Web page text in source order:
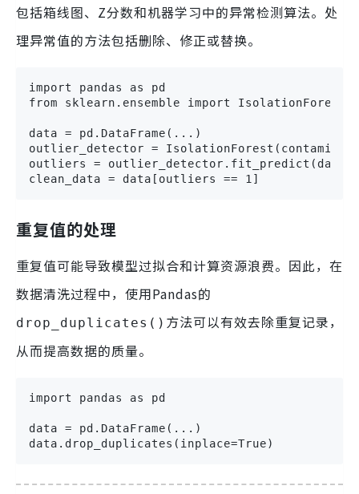
包括箱线图、Z分数和机器学习中的异常检测算法。处
理异常值的方法包括删除、修正或替换。
import pandas as pd
from sklearn.ensemble import IsolationForest
data = pd.DataFrame(...)
outlier_detector =
outliers = outlier_detector.fit_predict(data)
clean_data = data[outliers == 1]
重复值的处理
重复值可能导致模型过拟合和计算资源浪费。因此，在
数据清洗过程中，使用Pandas的
drop_duplicates() 方法可以有效去除重复记录，
从而提高数据的质量。
import pandas as pd
data = pd.DataFrame(...)
data.drop_duplicates(inplace=True)